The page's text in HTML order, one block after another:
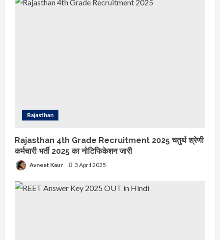
Rajasthan
Rajasthan 4th Grade Recruitment 2025 चतुर्थ श्रेणी
कर्मचारी भर्ती 2025 का नोटिफिकेशन जारी
Avneet Kaur 3 April 2025
2
Dummy Rajasthan Livestock
9 August 2025